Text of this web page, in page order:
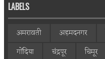
LABELS
अमरावती अहमदनगर
गोंदिया
चंद्रपूर चिमूर